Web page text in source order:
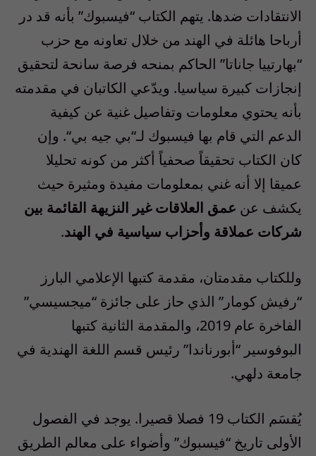
الانتقادات ضدها. يتهم الكتاب “فيسبوك” بأنه قد در
أرباحا هائلة في الهند من خلال تعاونه مع حزب
“بهارتييا جاناتا” الحاكم بمنحه فرصة سانحة لتحقيق
إنجازات كبيرة سياسيا. ويدّعي الكاتبان في مقدمته
بأنه يحتوي معلومات وتفاصيل غنية عن كيفية
الدعم التي قام بها فيسبوك لـ“بي جيه بي“. وإن
كان الكتاب تحقيقاً صحفياً أكثر من كونه تحليلا
عميقا إلا أنه غني بمعلومات مفيدة ومثيرة حيث
يكشف عن عمق العلاقات غير النزيهة القائمة بين
شركات عملاقة وأحزاب سياسية في الهند.
وللكتاب مقدمتان، مقدمة كتبها الإعلامي البارز
“رفيش كومار ” الذي حاز على جائزة “ميجسيسي”
الفاخرة عام
، والمقدمة الثانية كتبها
البوفوسير “أبورناندا” رئيس قسم اللغة الهندية في
جامعة دلهي.
يُقسَم الكتاب
فصلا قصيرا. يوجد في الفصول
الأولى تاريخ “فيسبوك” وأضواء على معالم الطريق